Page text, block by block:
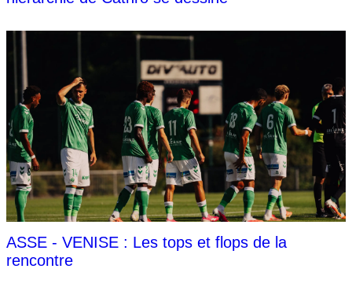
ASSE - VENISE : Les tops et flops de la
rencontre